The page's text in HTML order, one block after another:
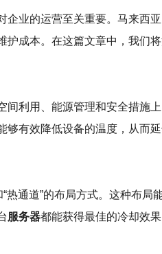
企业的运营至关重要。马来西
成本。在这篇文章中，我
间利用、能源管理和安全措施
有效降低设备的温度，从而
热通道”的布局方式。这种布
服务器都能获得最佳的冷却效